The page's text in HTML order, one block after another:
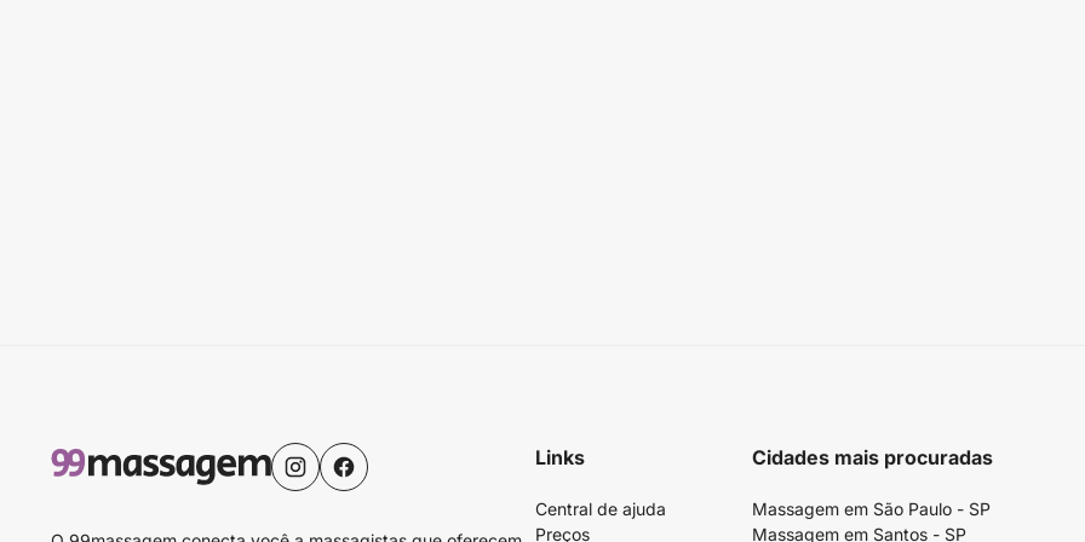
Links
Central de ajuda
Preços
Cidades mais procuradas
Massagem em São Paulo - SP
Massagem em Santos - SP